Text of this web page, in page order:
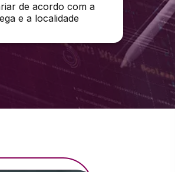
de acordo com a
e a localidade